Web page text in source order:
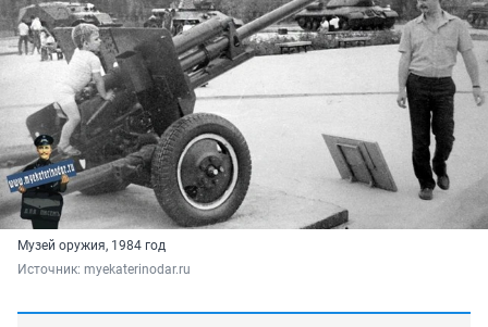
Музей оружия, 1984 год
Источник: myekaterinodar.ru